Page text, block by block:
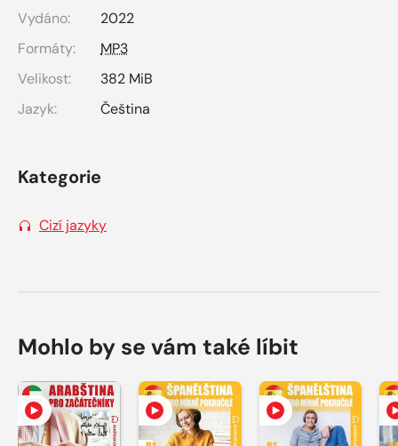
Vydáno:
2022
Formáty:
MP3
Velikost:
382 MiB
Jazyk:
Čeština
Kategorie
Cizí jazyky
Mohlo by se vám také líbit